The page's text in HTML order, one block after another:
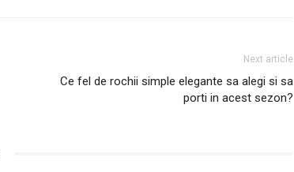
Next article
Ce fel de rochii simple elegante sa alegi si sa
porti in acest sezon?